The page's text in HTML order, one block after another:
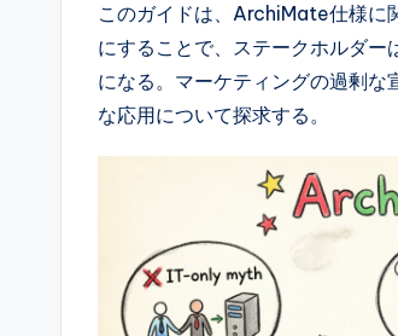
A
このガイドは、ArchiMate仕様に
にすることで、ステークホルダー
になる。マーケティングの過剰
な応用について探求する。